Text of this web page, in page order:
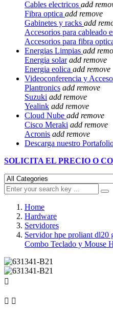
Cables electricos add
Fibra optica add remove
Gabinetes y racks add
Accesorios para cableado
Accesorios para fibra
Energias Limpias add
Energia solar add remove
Energia eolica add remove
Videoconferencia y
Plantronics add remove
Suzuki add remove
Yealink add remove
Cloud Nube add remove
Cisco Meraki add remove
Acronis add remove
Descarga nuestro
SOLICITA EL PRECIO O
Home
Hardware
Servidores
Servidor hpe proliant dl20
Combo Teclado y Mouse

 